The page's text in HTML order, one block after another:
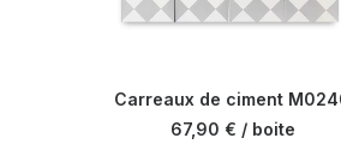
Carreaux de ciment
67,90 € / boite